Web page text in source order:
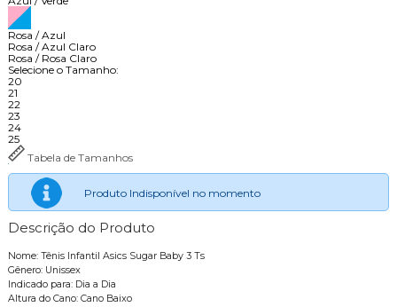
Rosa / Azul
Rosa / Azul Claro
Rosa / Rosa Claro
Selecione o Tamanho:
20
21
22
23
24
25
Tabela de Tamanhos
Produto Indisponível no momento
Descrição do Produto
Nome: Tênis Infantil Asics Sugar Baby 3 Ts
Gênero: Unissex
Indicado para: Dia a Dia
Altura do Cano: Cano Baixo